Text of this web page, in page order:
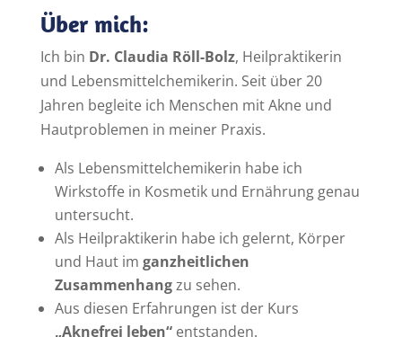
Über mich:
Ich bin Dr. Claudia Röll-Bolz, Heilpraktikerin
und Lebensmittelchemikerin. Seit über 20
Jahren begleite ich Menschen mit Akne und
Hautproblemen in meiner Praxis.
Als Lebensmittelchemikerin habe ich
Wirkstoffe in Kosmetik und Ernährung genau
untersucht.
Als Heilpraktikerin habe ich gelernt, Körper
und Haut im ganzheitlichen
Zusammenhangzu sehen.
Aus diesen Erfahrungen ist der Kurs
„Aknefrei leben“entstanden.